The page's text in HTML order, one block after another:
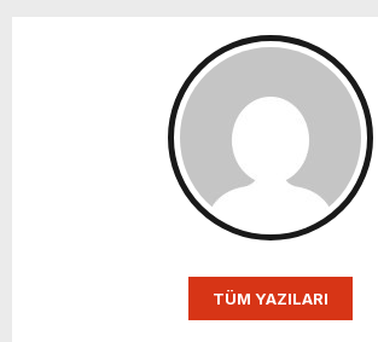
TÜM YAZILARI